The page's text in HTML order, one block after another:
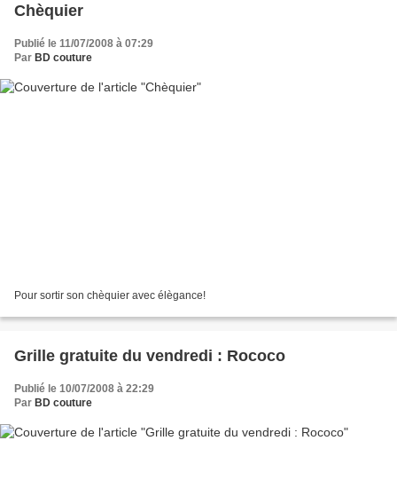
Chèquier
Publié le 11/07/2008 à 07:29
Par BD couture
Pour sortir son chèquier avec élègance!
Grille gratuite du vendredi : Rococo
Publié le 10/07/2008 à 22:29
Par BD couture